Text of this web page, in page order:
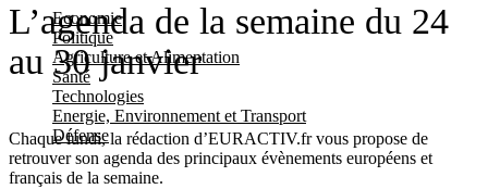
Economie
Politique
Agriculture et Alimentation
Santé
Technologies
Energie, Environnement et Transport
Défense
L’agenda de la semaine du 24
au 30 janvier
Chaque lundi, la rédaction d’EURACTIV.fr vous propose de
retrouver son agenda des principaux évènements européens et
français de la semaine.